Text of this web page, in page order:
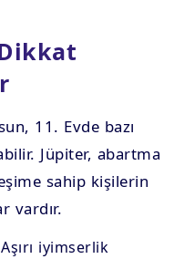
11. Evde bazı
Jüpiter, abartma
sahip kişilerin
vardır.
Aşırı iyimserlik